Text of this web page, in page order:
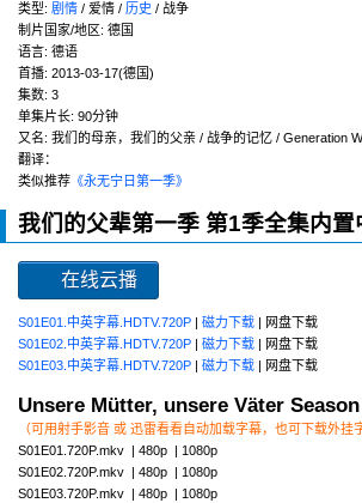
类型: 剧情 / 爱情 / 历史 / 战争
制片国家/地区: 德国
语言: 德语
首播: 2013-03-17(德国)
集数: 3
单集片长: 90分钟
又名: 我们的母亲，我们的父亲 / 战争的记忆 / Generation
翻译：
类似推荐 《永无宁日第一季》
我们的父辈第一季 第1季全集内置
在线云播
S01E01.中英字幕.HDTV.720P | 磁力下载 | 网盘下载
S01E02.中英字幕.HDTV.720P | 磁力下载 | 网盘下载
S01E03.中英字幕.HDTV.720P | 磁力下载 | 网盘下载
Unsere Mütter, unsere Väter
（可用射手影音 或 迅雷看看自动加载字幕，也可下载外挂
S01E01.720P.mkv | 480p | 1080p
S01E02.720P.mkv | 480p | 1080p
S01E03.720P.mkv | 480p | 1080p